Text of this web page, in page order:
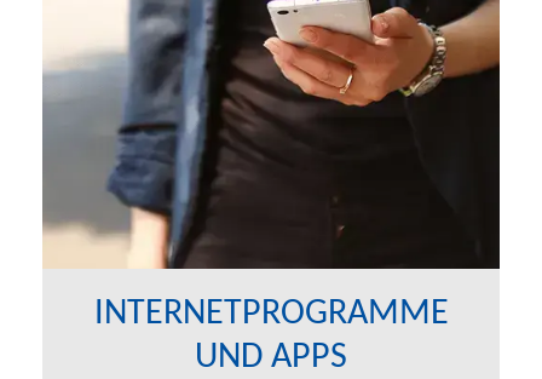
INTERNETPROGRAMME
UND APPS